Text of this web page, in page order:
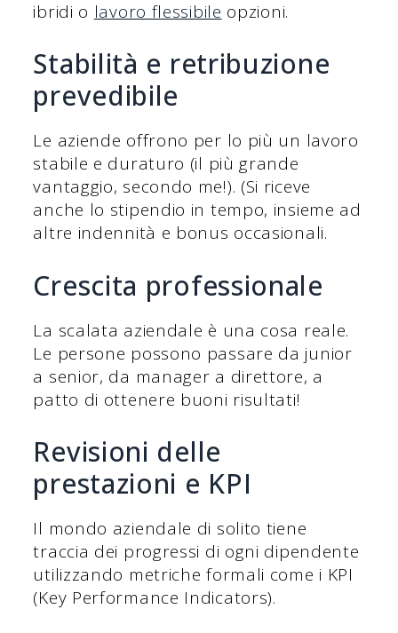
ibridi o lavoro flessibile opzioni.
Stabilità e retribuzione
prevedibile
Le aziende offrono per lo più un lavoro
stabile e duraturo (il più grande
vantaggio, secondo me!). (Si riceve
anche lo stipendio in tempo, insieme ad
altre indennità e bonus occasionali.
Crescita professionale
La scalata aziendale è una cosa reale.
Le persone possono passare da junior
a senior, da manager a direttore, a
patto di ottenere buoni risultati!
Revisioni delle
prestazioni e KPI
Il mondo aziendale di solito tiene
traccia dei progressi di ogni dipendente
utilizzando metriche formali come i KPI
(Key Performance Indicators).